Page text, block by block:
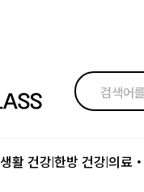
생활 건강|한방 건강|의료